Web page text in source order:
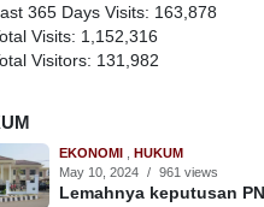
365 Days Visits: 163,878
Visits: 1,152,316
Visitors: 131,982
EKONOMI
HUKUM
May 10, 2024 / 961 views
Lemahnya keputusan PN